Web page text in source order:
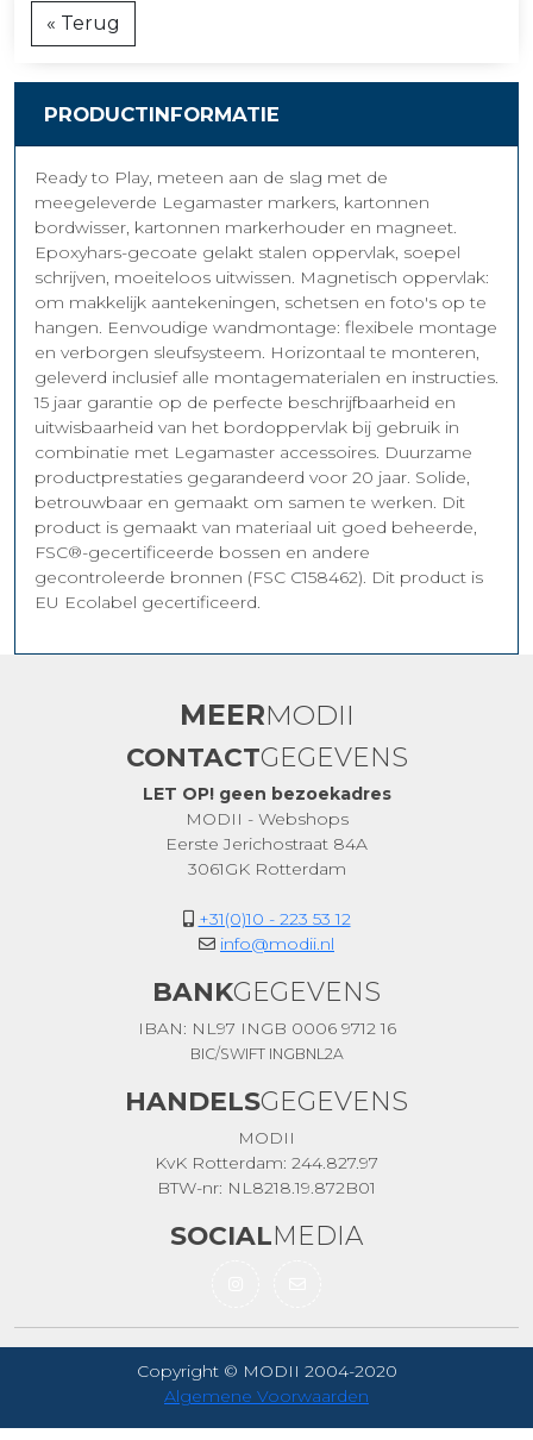
« Terug
PRODUCTINFORMATIE
Ready to Play, meteen aan de slag met de
meegeleverde Legamaster markers, kartonnen
bordwisser, kartonnen markerhouder en magneet.
Epoxyhars-gecoate gelakt stalen oppervlak, soepel
schrijven, moeiteloos uitwissen. Magnetisch oppervlak:
om makkelijk aantekeningen, schetsen en foto's op te
hangen. Eenvoudige wandmontage: flexibele montage
en verborgen sleufsysteem. Horizontaal te monteren,
geleverd inclusief alle montagematerialen en instructies.
15 jaar garantie op de perfecte beschrijfbaarheid en
uitwisbaarheid van het bordoppervlak bij gebruik in
combinatie met Legamaster accessoires. Duurzame
productprestaties gegarandeerd voor 20 jaar. Solide,
betrouwbaar en gemaakt om samen te werken. Dit
product is gemaakt van materiaal uit goed beheerde,
FSC®-gecertificeerde bossen en andere
gecontroleerde bronnen (FSC C158462). Dit product is
EU Ecolabel gecertificeerd.
MEERMODII
CONTACTGEGEVENS
LET OP! geen bezoekadres
MODII - Webshops
Eerste Jerichostraat 84A
3061GK Rotterdam
+31(0)10 - 223 53 12
info@modii.nl
BANKGEGEVENS
IBAN: NL97 INGB 0006 9712 16
BIC/SWIFT INGBNL2A
HANDELSGEGEVENS
MODII
KvK Rotterdam: 244.827.97
BTW-nr: NL8218.19.872B01
SOCIALMEDIA
Copyright © MODII 2004-2020
Algemene Voorwaarden